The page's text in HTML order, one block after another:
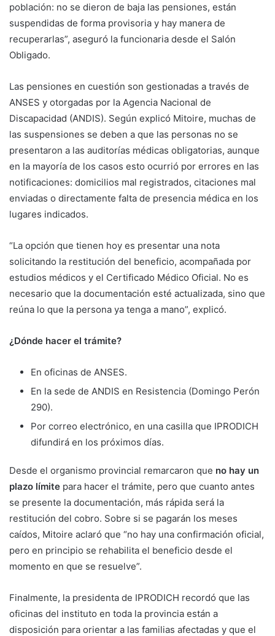
población: no se dieron de baja las pensiones, están
suspendidas de forma provisoria y hay manera de
recuperarlas”, aseguró la funcionaria desde el Salón
Obligado.
Las pensiones en cuestión son gestionadas a través de
ANSES y otorgadas por la Agencia Nacional de
Discapacidad (ANDIS). Según explicó Mitoire, muchas de
las suspensiones se deben a que las personas no se
presentaron a las auditorías médicas obligatorias, aunque
en la mayoría de los casos esto ocurrió por errores en las
notificaciones: domicilios mal registrados, citaciones mal
enviadas o directamente falta de presencia médica en los
lugares indicados.
“La opción que tienen hoy es presentar una nota
solicitando la restitución del beneficio, acompañada por
estudios médicos y el Certificado Médico Oficial. No es
necesario que la documentación esté actualizada, sino que
reúna lo que la persona ya tenga a mano”, explicó.
¿Dónde hacer el trámite?
En oficinas de ANSES.
En la sede de ANDIS en Resistencia (Domingo Perón
290).
Por correo electrónico, en una casilla que IPRODICH
difundirá en los próximos días.
Desde el organismo provincial remarcaron que no hay un
plazo límite para hacer el trámite, pero que cuanto antes
se presente la documentación, más rápida será la
restitución del cobro. Sobre si se pagarán los meses
caídos, Mitoire aclaró que “no hay una confirmación oficial,
pero en principio se rehabilita el beneficio desde el
momento en que se resuelve”.
Finalmente, la presidenta de IPRODICH recordó que las
oficinas del instituto en toda la provincia están a
disposición para orientar a las familias afectadas y que el